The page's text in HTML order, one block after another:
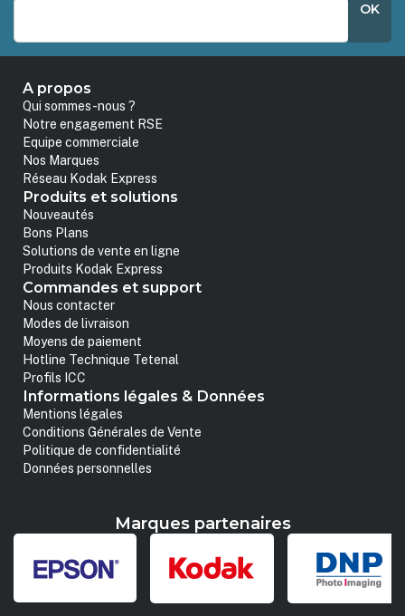
OK
A propos
Qui sommes-nous ?
Notre engagement RSE
Equipe commerciale
Nos Marques
Réseau Kodak Express
Produits et solutions
Nouveautés
Bons Plans
Solutions de vente en ligne
Produits Kodak Express
Commandes et support
Nous contacter
Modes de livraison
Moyens de paiement
Hotline Technique Tetenal
Profils ICC
Informations légales & Données
Mentions légales
Conditions Générales de Vente
Politique de confidentialité
Données personnelles
Marques partenaires